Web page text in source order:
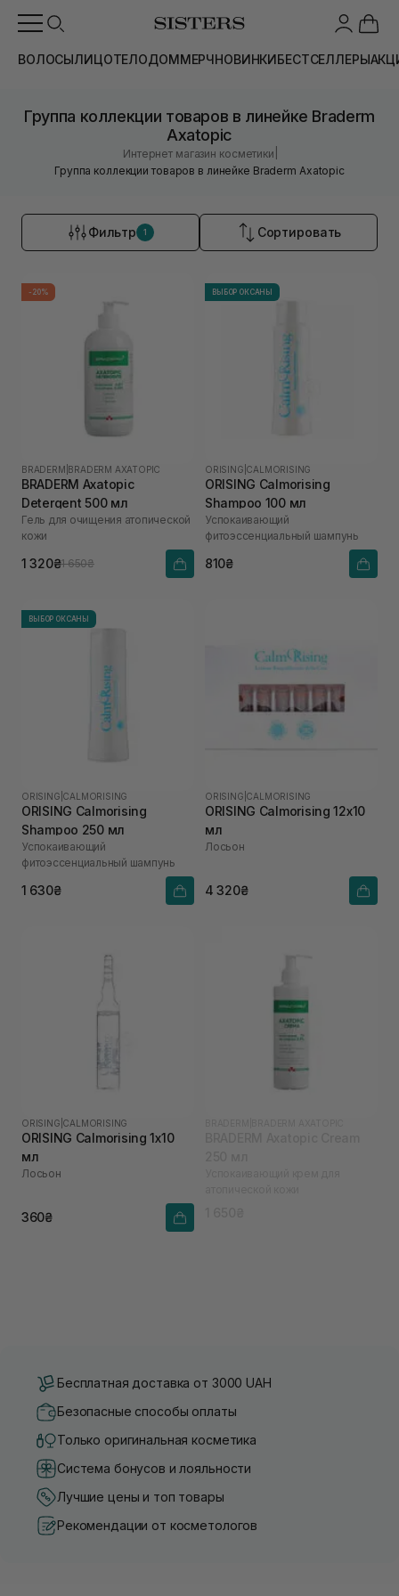
ВОЛОСЫЛИЦОТЕЛОДОММЕРЧНОВИНКИБЕСТСЕЛЛЕРЫ
Группа коллекции товаров в линейке Braderm
Axatopic
Интернет магазин косметики
Группа коллекции товаров в линейке Braderm Axatopic
Фильтр 1 Сортировать
-20%
BRADERM BRADERM AXATOPIC
BRADERM Axatopic
Detergent 500 мл
Гель для очищения атопической
кожи
1 320₴1 650₴
ВЫБОР ОКСАНЫ
ORISING CALMORISING
ORISING Calmorising
Shampoo 100 мл
Успокаивающий
фитоэссенциальный шампунь
810₴
ВЫБОР ОКСАНЫ
ORISING CALMORISING
ORISING Calmorising
Shampoo 250 мл
Успокаивающий
фитоэссенциальный шампунь
1 630₴
ORISING CALMORISING
ORISING Calmorising 12х10
мл
Лосьон
4 320₴
ORISING CALMORISING
ORISING Calmorising 1х10
мл
Лосьон
360₴
Бесплатная доставка от 3000 UAH
Безопасные способы оплаты
Только оригинальная косметика
Система бонусов и лояльности
Лучшие цены и топ товары
Рекомендации от косметологов